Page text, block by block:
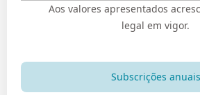
Subscrições anuais
Aos valores apresentados
legal em vigor.